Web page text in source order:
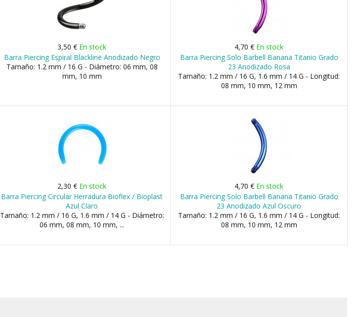
3,50 € En stock
Barra Piercing Espiral Blackline Anodizado Negro
Tamaño: 1.2 mm / 16 G - Diámetro: 06 mm, 08
mm, 10 mm
4,70 € En stock
Barra Piercing Solo Barbell Banana Titanio Grado
23 Anodizado Rosa
Tamaño: 1.2 mm / 16 G, 1.6 mm / 14 G - Longitud:
08 mm, 10 mm, 12 mm
2,30 € En stock
Barra Piercing Circular Herradura Bioflex / Bioplast
Azul Claro
Tamaño: 1.2 mm / 16 G, 1.6 mm / 14 G - Diámetro:
06 mm, 08 mm, 10 mm, ...
4,70 € En stock
Barra Piercing Solo Barbell Banana Titanio Grado
23 Anodizado Azul Oscuro
Tamaño: 1.2 mm / 16 G, 1.6 mm / 14 G - Longitud:
08 mm, 10 mm, 12 mm